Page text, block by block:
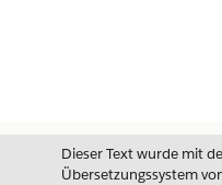
Dieser Text wurde mit
Übersetzungssystem